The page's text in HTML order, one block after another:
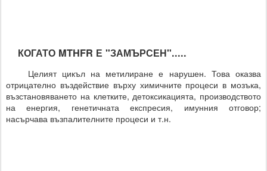
КОГАТО MTHFR Е "ЗАМЪРСЕН".....
Целият цикъл на метилиране е нарушен. Това оказва
отрицателно въздействие върху химичните процеси в мозъка,
възстановяването на клетките, детоксикацията, производството
на енергия, генетичната експресия, имунния отговор;
насърчава възпалителните процеси и т.н.